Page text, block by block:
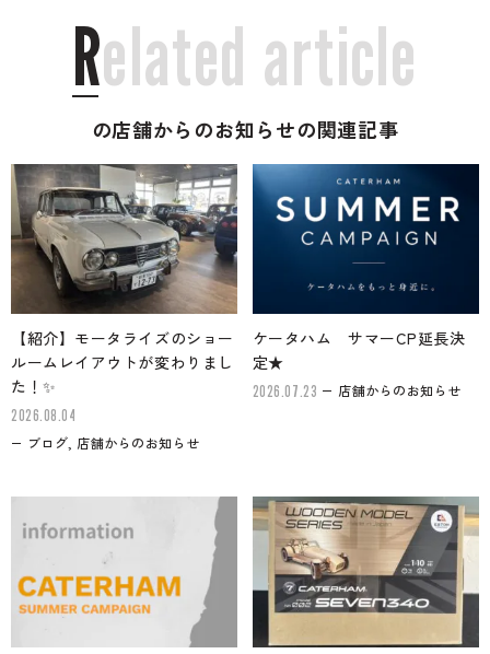
Related article
の店舗からのお知らせの関連記事
【紹介】モータライズのショー
ルームレイアウトが変わりまし
た！✨
2026.08.04
ブログ, 店舗からのお知らせ
ケータハム サマーCP延長決
定★
2026.07.23 店舗からのお知らせ